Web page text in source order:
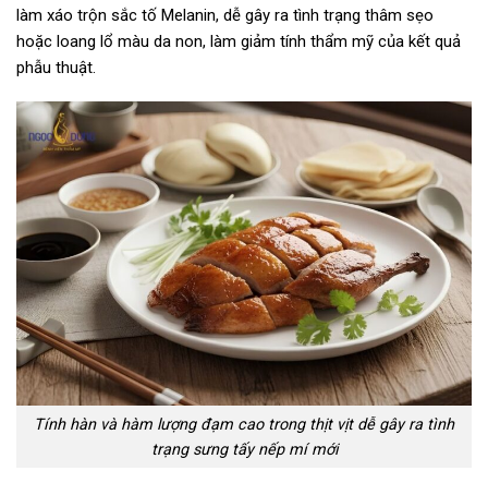
làm xáo trộn sắc tố Melanin, dễ gây ra tình trạng thâm sẹo
hoặc loang lổ màu da non, làm giảm tính thẩm mỹ của kết quả
phẫu thuật.
Tính hàn và hàm lượng đạm cao trong thịt vịt dễ gây ra tình
trạng sưng tấy nếp mí mới